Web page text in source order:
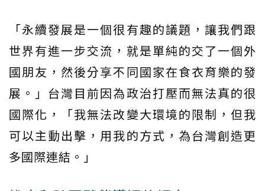
「永續發展是一個很有趣的議題，讓我們跟
世界有進一步交流，就是單純的交了一個外
國朋友，然後分享不同國家在食衣育樂的發
展。」台灣目前因為政治打壓而無法真的很
國際化，「我無法改變大環境的限制，但我
可以主動出擊，用我的方式，為台灣創造更
多國際連結。」